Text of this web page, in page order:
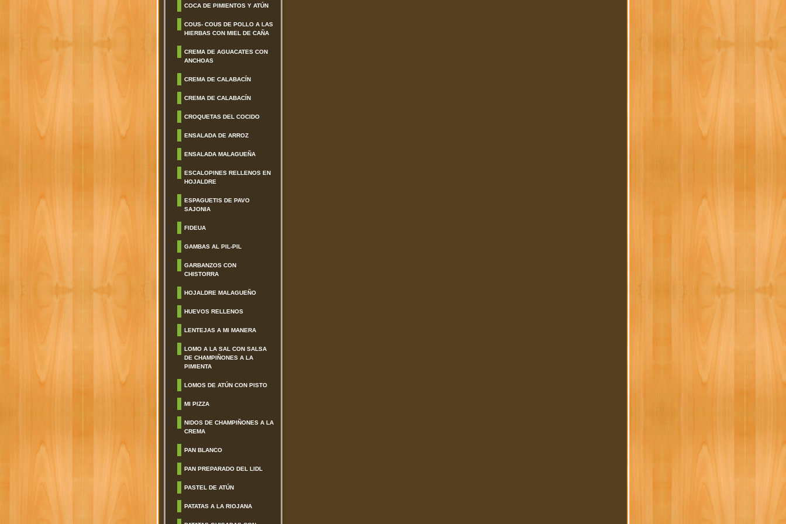
COCA DE PIMIENTOS Y ATÚN
COUS- COUS DE POLLO A LAS
HIERBAS CON MIEL DE CAÑA
CREMA DE AGUACATES CON
ANCHOAS
CREMA DE CALABACÍN
CREMA DE CALABACÍN
CROQUETAS DEL COCIDO
ENSALADA DE ARROZ
ENSALADA MALAGUEÑA
ESCALOPINES RELLENOS EN
HOJALDRE
ESPAGUETIS DE PAVO
SAJONIA
FIDEUA
GAMBAS AL PIL-PIL
GARBANZOS CON
CHISTORRA
HOJALDRE MALAGUEÑO
HUEVOS RELLENOS
LENTEJAS A MI MANERA
LOMO A LA SAL CON SALSA
DE CHAMPIÑONES A LA
PIMIENTA
LOMOS DE ATÚN CON PISTO
MI PIZZA
NIDOS DE CHAMPIÑONES A LA
CREMA
PAN BLANCO
PAN PREPARADO DEL LIDL
PASTEL DE ATÚN
PATATAS A LA RIOJANA